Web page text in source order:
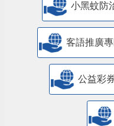
小黑蚊防
客語推廣
公益彩